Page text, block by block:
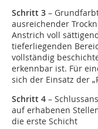
Schritt 3 –
ausreichender
Anstrich voll
tieferliegenden
vollständig
erkennbar ist. Für
sich der Einsatz der
Schritt 4 –
auf erhabenen
die erste Schicht